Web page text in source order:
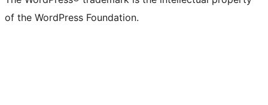
of the WordPress Foundation.